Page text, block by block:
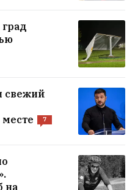
свежий
7
на
нецензурно
А после
себе
о внуках: как
Агурбаш
4